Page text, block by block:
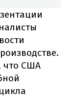
что США